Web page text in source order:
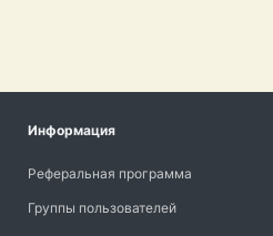
Информация
Реферальная программа
Группы пользователей